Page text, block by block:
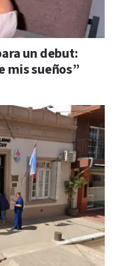
un debut:
mis sueños”